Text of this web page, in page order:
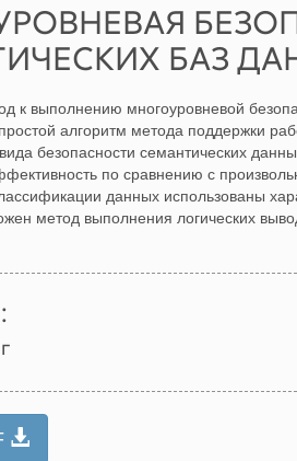
БАЗ
к выполнению многоуровневой
алгоритм метода поддержки
безопасности семантических
по сравнению с
данных использованы
метод выполнения логических